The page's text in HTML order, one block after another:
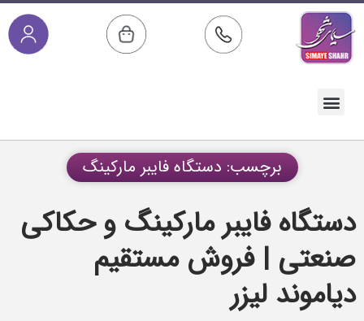
برچسب: دستگاه فایبر مارکینگ
دستگاه فایبر مارکینگ و حکاکی
صنعتی | فروش مستقیم
دیاموند لیزر